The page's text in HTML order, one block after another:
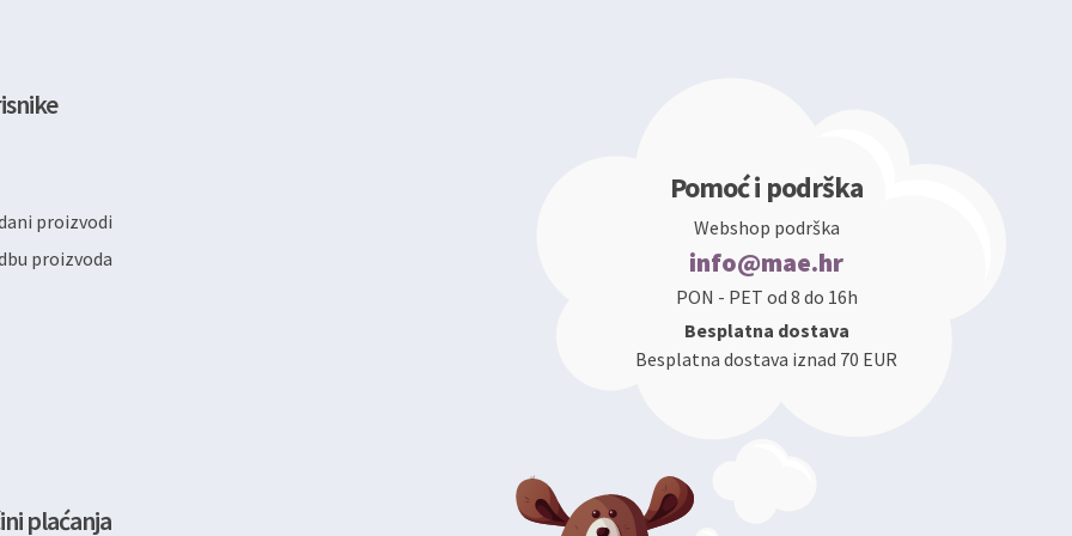
proizvodi
proizvoda
plaćanja
Pomoć i podrška
Webshop podrška
info@mae.hr
PON - PET od 8 do 16h
Besplatna dostava
Besplatna dostava iznad 70 EUR